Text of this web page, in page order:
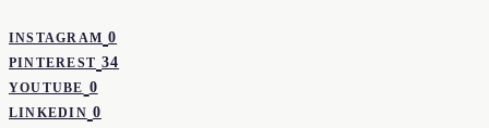
INSTAGRAM 0
PINTEREST 34
YOUTUBE 0
LINKEDIN 0